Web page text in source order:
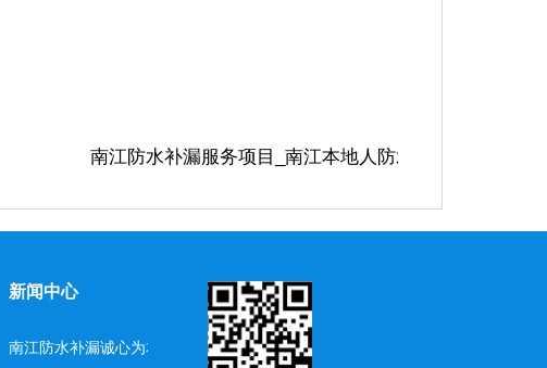
南江防水补漏服务项目_南江本地人防水补漏服务项目南
新闻中心
南江防水补漏诚心为本、服务为先